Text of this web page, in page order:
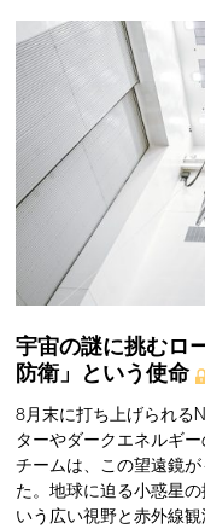
宇宙の謎に挑むロ
防衛」という使命
8月末に打ち上げられる
ターやダークエネルギ
チームは、この望遠鏡
た。地球に迫る小惑星
いう広い視野と赤外線